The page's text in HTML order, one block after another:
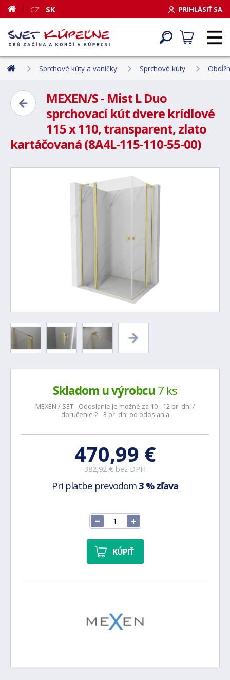
PRIHLÁSIŤ SA
CZ SK
Sprchové kúty a vaničky Sprchové kúty
MEXEN/S - Mist L Duo
sprchovací kút dvere krídlové
115 x 110, transparent, zlato
kartáčovaná (8A4L-115-110-55-00)
Skladom u výrobcu7 ks
MEXEN / SET - Odoslanie je možné za 10 - 12 pr. dní /
doručenie 2 - 3 pr. dni od odoslania
470,99 €
382,92 € bez DPH
Pri platbe prevodom 3 % zľava
KÚPIŤ